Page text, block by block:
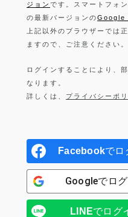
ジョン です。スマートフォ
の最新バージョンのGoogle
上記以外のブラウザーでは
ますので、ご注意ください。
ログインすることにより、
なります。
詳しくは、 プライバシーポ
Facebookでロ
Googleでロ
LINEでログ